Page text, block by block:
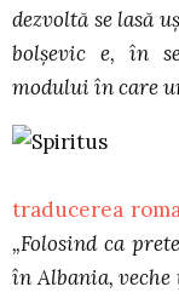
dezvoltă se lasă
bolşevic e, în
modului în care
traducerea
„Folosind ca
în Albania, veche